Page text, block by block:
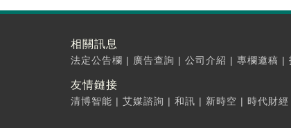
相關訊息
法定公告欄 | 廣告查詢 | 公司介紹 | 專欄邀稿 |
友情鏈接
清博智能 | 艾媒諮詢 | 和訊 | 新時空 | 時代財經